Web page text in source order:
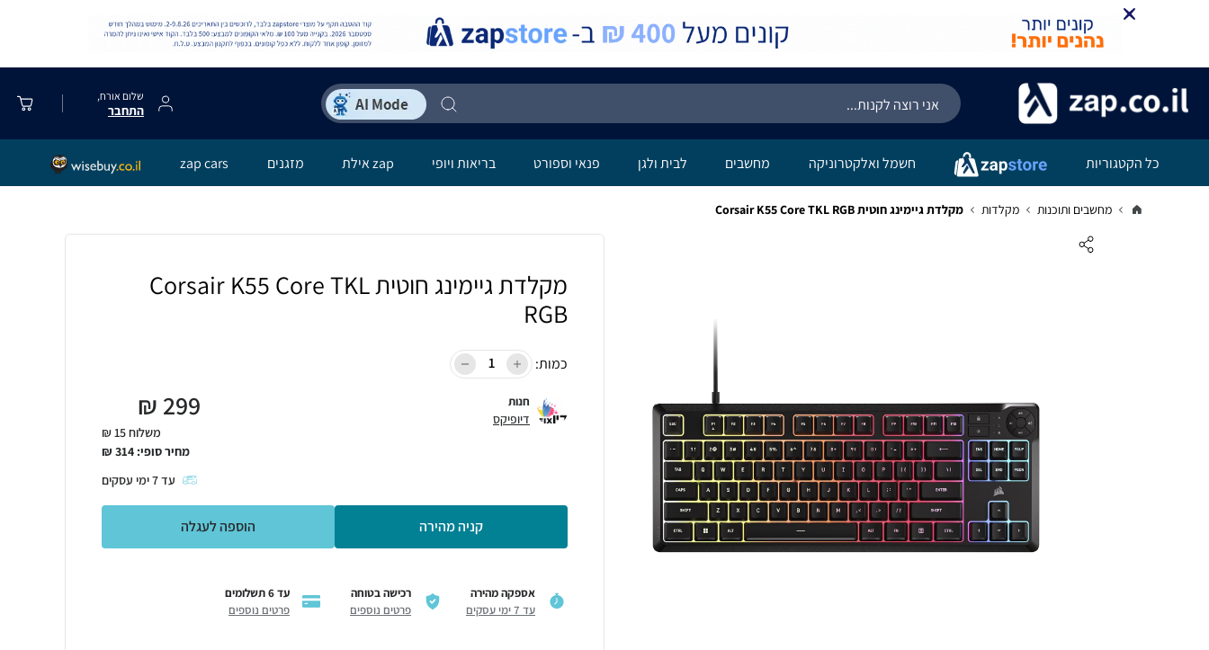
שלום אורח,
התחבר
כל הקטגוריות חשמל ואלקטרוניקה מחשבים לבית ולגן פנאי וספורט בריאות ויופי zap אילת מזגנים zap cars
מחשבים ותוכנות מקלדות מקלדת גיימינג חוטית Corsair K55 Core TKL RGB
מקלדת גיימינג חוטית Corsair K55 Core TKL
RGB
כמות:
חנות
דיופיקס 299
₪
משלוח 15 ₪
מחיר סופי: 314
₪
עד7ימי עסקים
קניה מהירה הוספה לעגלה
אספקה מהירה
עד 7 ימי עסקים
רכישה בטוחה
פרטים נוספים
עד 6 תשלומים
פרטים נוספים